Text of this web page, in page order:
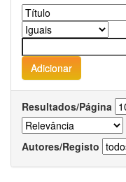
Resultados/Página
Autores/Registo